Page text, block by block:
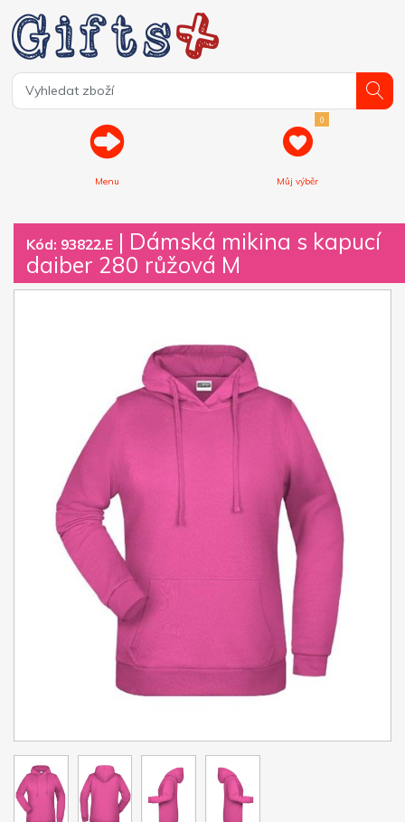
Menu
0
Můj výběr
Kód: 93822.E | Dámská mikina s kapucí
daiber 280 růžová M